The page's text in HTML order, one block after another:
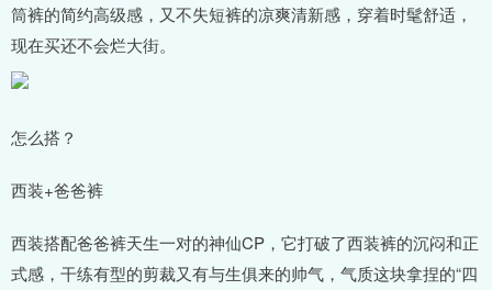
筒裤的简约高级感，又不失短裤的凉爽清新感，穿着时髦舒适，
现在买还不会烂大街。
怎么搭？
西装+爸爸裤
西装搭配爸爸裤天生一对的神仙CP，它打破了西装裤的沉闷和正
式感，干练有型的剪裁又有与生俱来的帅气，气质这块拿捏的“四